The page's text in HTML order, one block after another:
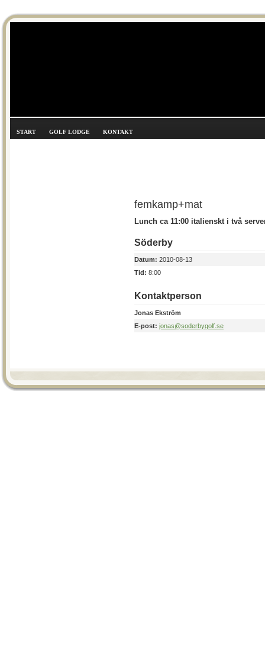
START GOLF LODGE KONTAKT
femkamp+mat
Lunch ca 11:00 italienskt i två
Söderby
Datum: 2010-08-13
Tid: 8:00
Kontaktperson
Jonas Ekström
E-post: jonas@soderbygolf.se